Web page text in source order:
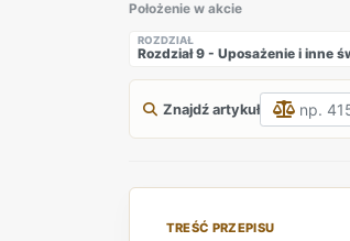
Położenie w akcie
ROZDZIAŁ
Znajdź artykuł
TREŚĆ PRZEPISU